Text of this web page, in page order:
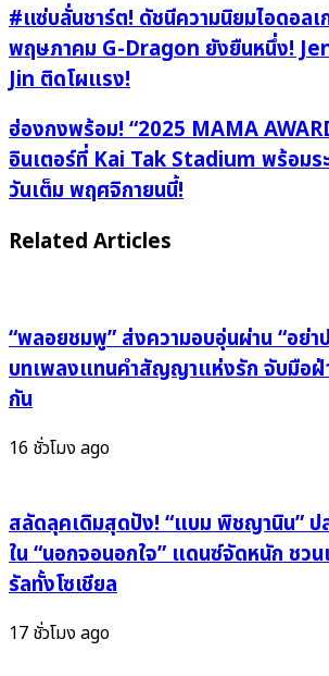
#แซ่
บ
ลั่น
ชาร์ต!
ดัชนี
ความ
นิ
ยม
ดอล
พฤษภาคม
G-
Dragon
ยัง
หนึ่ง!
พุ่ง
ทะยาน!
Jin
ติด
แรง!
#แซ่บลั่นชาร์ต! ดัชนีความนิยมไอดอลเ
พฤษภาคม G-Dragon ยังยืนหนึ่ง!
Jin ติดโผแรง!
ฮ่องกง
พร้อม!
“2025
MAMA
AWARDS”
คัม
อินเตอร์
ที่
Kai
Tak
Stadium
ความ
มันส์
2
วัน
เต็ม
ฮ่องกงพร้อม! “2025 MAMA
อินเตอร์ที่ Kai Tak Stadium พร้อมร
วันเต็ม พฤศจิกายนนี้!
Related Articles
“พลอยชมพู” ส่งความอบอุ่นผ่าน “อย่า
บทเพลงแทนคำสัญญาแห่งรัก จับมือฝ่
กัน
16 ชั่วโมง ago
สลัดลุคเดิมสุดปัง! “แบม พิชญานิน” ป
ใน “นอกจอนอกใจ” แดนซ์จัดหนัก ชว
รัลทั้งโซเชียล
17 ชั่วโมง ago